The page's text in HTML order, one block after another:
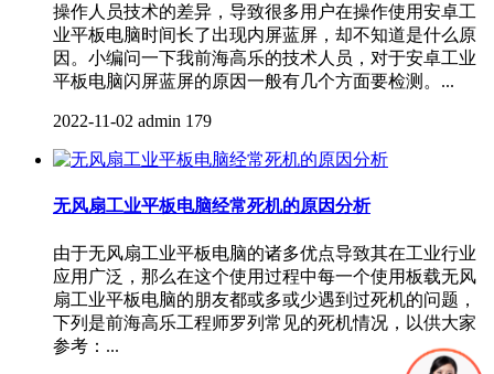
操作人员技术的差异，导致很多用户在操作使用安卓工
业平板电脑时间长了出现内屏蓝屏，却不知道是什么原
因。小编问一下我前海高乐的技术人员，对于安卓工业
平板电脑闪屏蓝屏的原因一般有几个方面要检测。...
2022-11-02 admin 179
​无风扇工业平板电脑经常死机的原因分析
由于无风扇工业平板电脑的诸多优点导致其在工业行业
应用广泛，那么在这个使用过程中每一个使用板载无风
扇工业平板电脑的朋友都或多或少遇到过死机的问题，
下列是前海高乐工程师罗列常见的死机情况，以供大家
参考：...